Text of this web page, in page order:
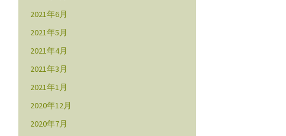
2021年6月
2021年5月
2021年4月
2021年3月
2021年1月
2020年12月
2020年7月